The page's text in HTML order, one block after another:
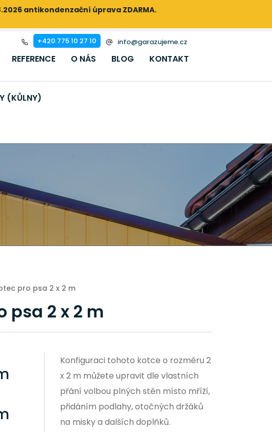
antikondenzační úprava ZDARMA.
REFERENCE O NÁS BLOG KONTAKT
+420 775 10 27 10 info@garazujeme.cz
(KŮLNY)
pro psa 2 x 2 m
psa 2 x 2 m
Konfiguraci tohoto kotce o rozměru 2
x 2 m můžete upravit dle vlastních
přání volbou plných stěn místo mříží,
přidáním podlahy, otočných držáků
na misky a dalších doplňků.